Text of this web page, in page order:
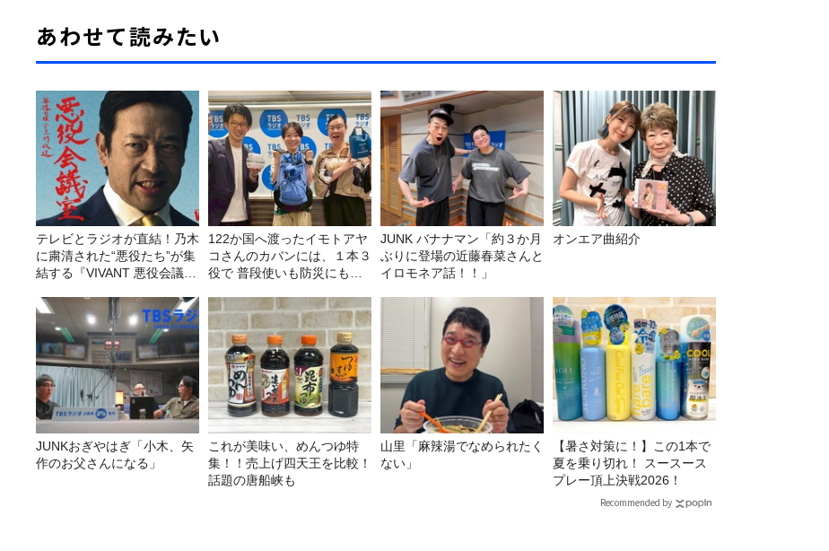
あわせて読みたい
テレビとラジオが直結！乃木
に粛清された“悪役たち”が集
結する『VIVANT 悪役会議
122か国へ渡ったイモトアヤ
コさんのカバンには、１本３
役で 普段使いも防災にもな
JUNK バナナマン「約３か月
ぶりに登場の近藤春菜さんと
イロモネア話！！」
オンエア曲紹介
JUNKおぎやはぎ「小木、矢
作のお父さんになる」
これが美味い、めんつゆ特
集！！売上げ四天王を比較！
話題の唐船峡も
山里「麻辣湯でなめられたく
ない」
【暑さ対策に！】この1本で
夏を乗り切れ！ スースース
プレー頂上決戦2026！
Recommended by